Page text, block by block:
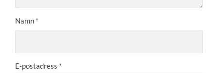
Namn *
E-postadress *